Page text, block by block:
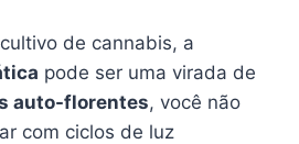
de cannabis, a
pode ser uma virada de
auto-florentes, você não
com ciclos de luz